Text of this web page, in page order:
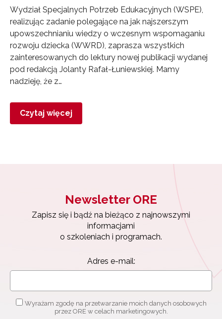
Wydział Specjalnych Potrzeb Edukacyjnych (WSPE),
realizując zadanie polegające na jak najszerszym
upowszechnianiu wiedzy o wczesnym wspomaganiu
rozwoju dziecka (WWRD), zaprasza wszystkich
zainteresowanych do lektury nowej publikacji wydanej
pod redakcją Jolanty Rafał-Łuniewskiej. Mamy
nadzieję, że z…
Czytaj więcej
Newsletter ORE
Zapisz się i bądź na bieżąco z najnowszymi
informacjami
o szkoleniach i programach.
Adres e-mail:
Wyrażam zgodę na przetwarzanie moich danych osobowych
przez ORE w celach marketingowych.